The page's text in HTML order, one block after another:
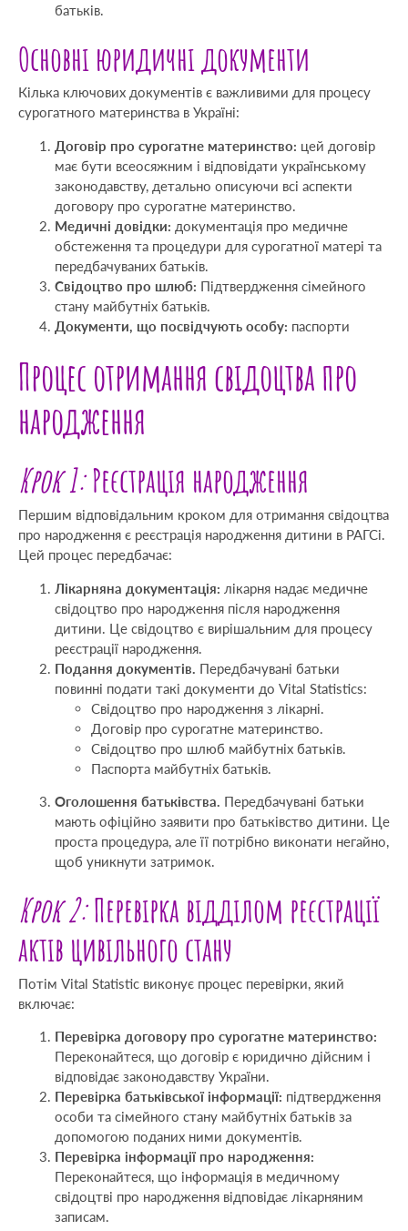
батьків.
Основні юридичні документи
Кілька ключових документів є важливими для процесу
сурогатного материнства в Україні:
Договір про сурогатне материнство: цей договір
має бути всеосяжним і відповідати українському
законодавству, детально описуючи всі аспекти
договору про сурогатне материнство.
Медичні довідки: документація про медичне
обстеження та процедури для сурогатної матері та
передбачуваних батьків.
Свідоцтво про шлюб: Підтвердження сімейного
стану майбутніх батьків.
Документи, що посвідчують особу: паспорти
Процес отримання свідоцтва про
народження
Крок 1:Реєстрація народження
Першим відповідальним кроком для отримання свідоцтва
про народження є реєстрація народження дитини в РАГСі.
Цей процес передбачає:
Лікарняна документація: лікарня надає медичне
свідоцтво про народження після народження
дитини. Це свідоцтво є вирішальним для процесу
реєстрації народження.
Подання документів. Передбачувані батьки
повинні подати такі документи до Vital Statistics:
Свідоцтво про народження з лікарні.
Договір про сурогатне материнство.
Свідоцтво про шлюб майбутніх батьків.
Паспорта майбутніх батьків.
Оголошення батьківства. Передбачувані батьки
мають офіційно заявити про батьківство дитини. Це
проста процедура, але її потрібно виконати негайно,
щоб уникнути затримок.
Крок 2:Перевірка відділом реєстрації
актів цивільного стану
Потім Vital Statistic виконує процес перевірки, який
включає:
Перевірка договору про сурогатне материнство:
Переконайтеся, що договір є юридично дійсним і
відповідає законодавству України.
Перевірка батьківської інформації: підтвердження
особи та сімейного стану майбутніх батьків за
допомогою поданих ними документів.
Перевірка інформації про народження:
Переконайтеся, що інформація в медичному
свідоцтві про народження відповідає лікарняним
записам.